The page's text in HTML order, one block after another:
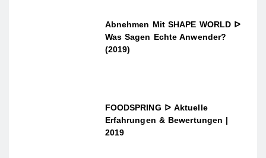
Abnehmen Mit SHAPE WORLD ᐅ
Was Sagen Echte Anwender?
(2019)
FOODSPRING ᐅ Aktuelle
Erfahrungen & Bewertungen |
2019